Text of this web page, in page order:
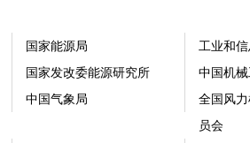
国家能源局
工业和
国家发改委能源研究所
中国机
中国气象局
全国风
员会